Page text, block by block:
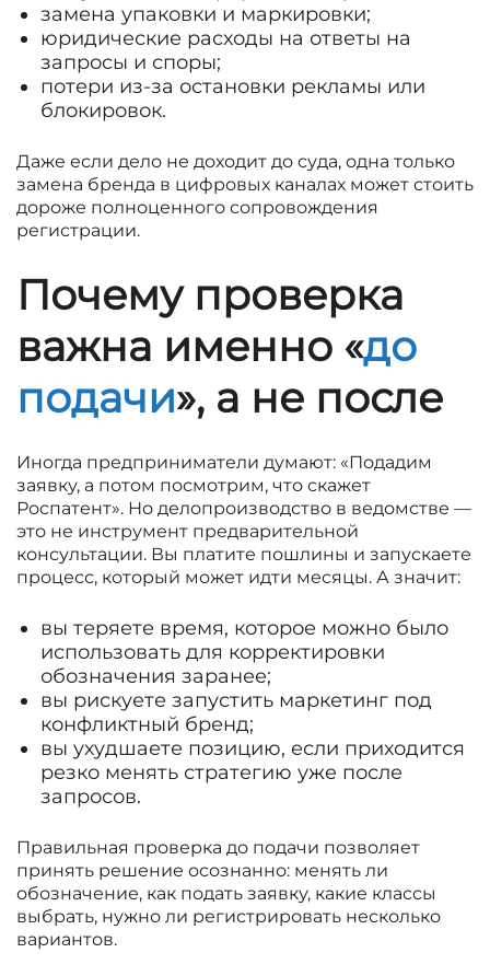
замена упаковки и маркировки;
юридические расходы на ответы на
запросы и споры;
потери из-за остановки рекламы или
блокировок.
Даже если дело не доходит до суда, одна только
замена бренда в цифровых каналах может стоить
дороже полноценного сопровождения
регистрации.
Почему проверка
важна именно «до
подачи», а не после
Иногда предприниматели думают: «Подадим
заявку, а потом посмотрим, что скажет
Роспатент». Но делопроизводство в ведомстве —
это не инструмент предварительной
консультации. Вы платите пошлины и запускаете
процесс, который может идти месяцы. А значит:
вы теряете время, которое можно было
использовать для корректировки
обозначения заранее;
вы рискуете запустить маркетинг под
конфликтный бренд;
вы ухудшаете позицию, если приходится
резко менять стратегию уже после
запросов.
Правильная проверка до подачи позволяет
принять решение осознанно: менять ли
обозначение, как подать заявку, какие классы
выбрать, нужно ли регистрировать несколько
вариантов.